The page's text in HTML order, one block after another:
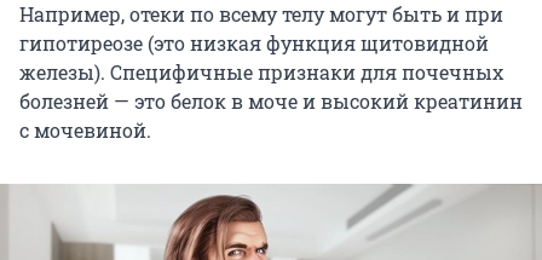
Например, отеки по всему телу могут быть и при
гипотиреозе (это низкая функция щитовидной
железы). Специфичные признаки для почечных
болезней — это белок в моче и высокий креатинин
с мочевиной.